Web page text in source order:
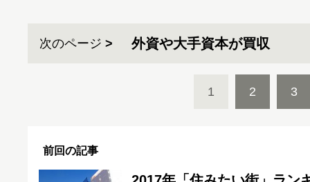
次のページ 外資や大手資本が買収
1 2 3
前回の記事